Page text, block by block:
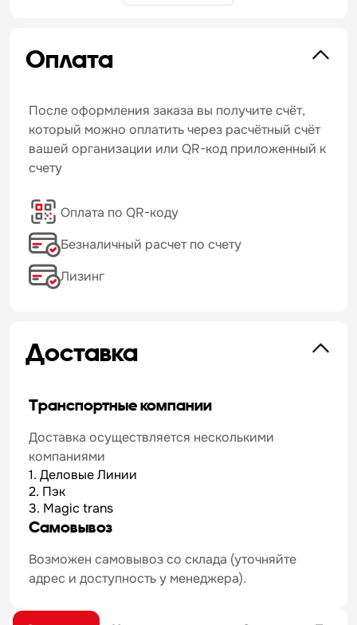
Оплата
После оформления заказа вы получите счёт,
который можно оплатить через расчётный счёт
вашей организации или QR-код приложенный к
счету
Оплата по QR-коду
Безналичный расчет по счету
Лизинг
Доставка
Транспортные компании
Доставка осуществляется несколькими
компаниями
1. Деловые Линии
2. Пэк
3. Magic trans
Самовывоз
Возможен самовывоз со склада (уточняйте
адрес и доступность у менеджера).